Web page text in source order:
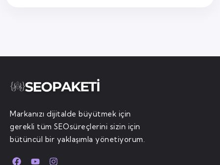
Markanızı dijitalde büyütmek için
gerekli tüm SEOsüreçlerini sizin için
bütüncül bir yaklaşımla yönetiyorum.